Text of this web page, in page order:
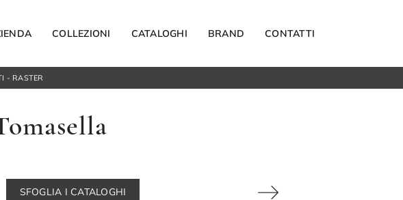
COLLEZIONI CATALOGHI BRAND CONTATTI
- RASTER
SFOGLIA I CATALOGHI